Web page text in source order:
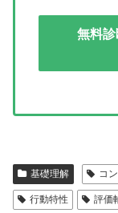
無料
基礎理解 コ
行動特性 評価